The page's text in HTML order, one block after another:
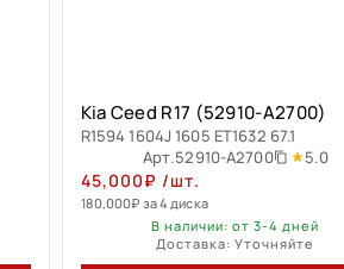
Kia Ceed R17 (52910-A2700)
R1594 1604J 1605 ET1632 67.1
Арт.52910-A2700 5.0
45,000₽ /шт.
180,000₽ за 4 диска
В наличии: от 3-4 дней
Доставка: Уточняйте